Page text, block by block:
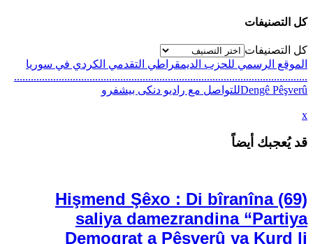
كل التصنيفات
كل التصنيفات
الموقع الرسمي للحزب الديمقراطي التقدمي الكردي في سوريا
.........................................................................................................
Dengê Pêşverûللتواصل مع راديو دنكى بيشفرو
x
Hişmend Şêxo : Di bîranîna (69)
saliya damezrandina “Partiya
Demoqrat a Pêşverû ya Kurd li